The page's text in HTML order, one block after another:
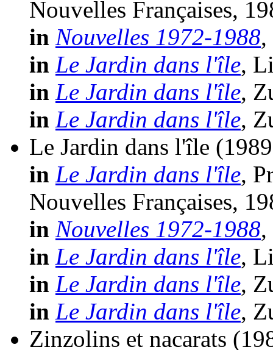
Nouvelles Françaises,
in Nouvelles 1972-1988,
in Le Jardin dans l'île,
in Le Jardin dans l'île,
in Le Jardin dans l'île,
Le Jardin dans l'île
in Le Jardin dans l'île,
Nouvelles Françaises,
in Nouvelles 1972-1988,
in Le Jardin dans l'île,
in Le Jardin dans l'île,
in Le Jardin dans l'île,
Zinzolins et nacarats